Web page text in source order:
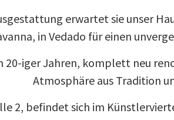
erwartet sie unser
in Vedado für einen
20-iger Jahren, komplett neu
Atmosphäre aus Tradition
2, befindet sich im